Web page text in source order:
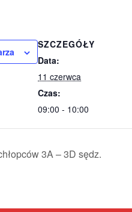
SZCZEGÓŁY
Data:
11 czerwca
Czas:
09:00 - 10:00
3A – 3D sędz.